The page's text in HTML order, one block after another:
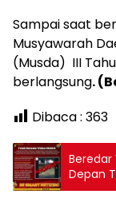
Sampai saat
Musyawarah
(Musda) III
berlangsung.
Dibaca : 363
Beredar
Depan
Polres